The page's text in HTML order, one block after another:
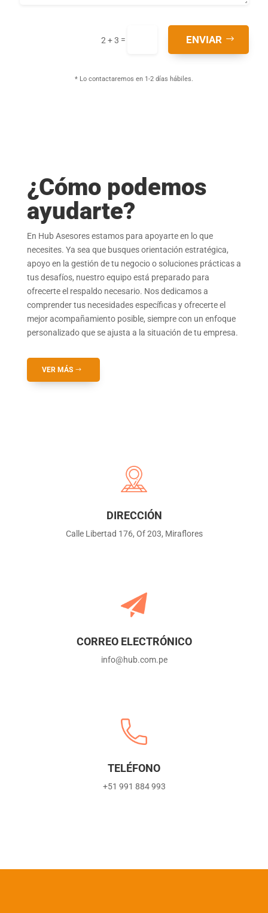
2 + 3 = ENVIAR
* Lo contactaremos en 1-2 días hábiles.
¿Cómo podemos
ayudarte?
En Hub Asesores estamos para apoyarte en lo que
necesites. Ya sea que busques orientación estratégica,
apoyo en la gestión de tu negocio o soluciones prácticas a
tus desafíos, nuestro equipo está preparado para
ofrecerte el respaldo necesario. Nos dedicamos a
comprender tus necesidades específicas y ofrecerte el
mejor acompañamiento posible, siempre con un enfoque
personalizado que se ajusta a la situación de tu empresa.
VER MÁS
DIRECCIÓN
Calle Libertad 176, Of 203, Miraflores
CORREO ELECTRÓNICO
info@hub.com.pe
TELÉFONO
+51 991 884 993